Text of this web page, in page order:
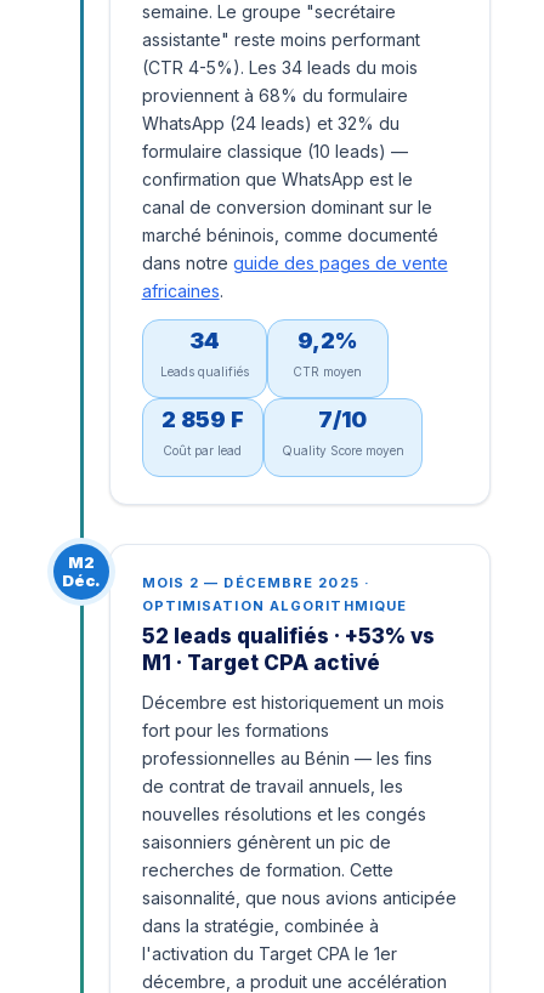
semaine. Le groupe "secrétaire
assistante" reste moins performant
(CTR 4-5%). Les 34 leads du mois
proviennent à 68% du formulaire
WhatsApp (24 leads) et 32% du
formulaire classique (10 leads) —
confirmation que WhatsApp est le
canal de conversion dominant sur le
marché béninois, comme documenté
dans notre guide des pages de vente
africaines.
34
Leads qualifiés
9,2%
CTR moyen
2 859 F
Coût par lead
7/10
Quality Score moyen
M2
Déc.
MOIS 2 — DÉCEMBRE 2025 ·
OPTIMISATION ALGORITHMIQUE
52 leads qualifiés · +53% vs
M1 · Target CPA activé
Décembre est historiquement un mois
fort pour les formations
professionnelles au Bénin — les fins
de contrat de travail annuels, les
nouvelles résolutions et les congés
saisonniers génèrent un pic de
recherches de formation. Cette
saisonnalité, que nous avions anticipée
dans la stratégie, combinée à
l'activation du Target CPA le 1er
décembre, a produit une accélération